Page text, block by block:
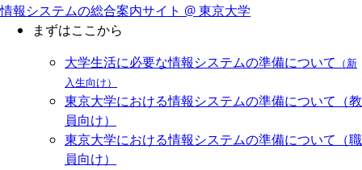
情報システムの総合案内サイト @ 東京大学
まずはここから
大学生活に必要な情報システムの準備について （新
入生向け）
東京大学における情報システムの準備について（教
員向け）
東京大学における情報システムの準備について（職
員向け）